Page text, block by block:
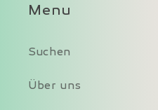
Menu
Suchen
Über uns